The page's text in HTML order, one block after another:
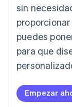
sin
puedes
para que
Empezar
Irlanda
Italia
ItalianoEnglish
Japón
English
Letonia
Deutsch